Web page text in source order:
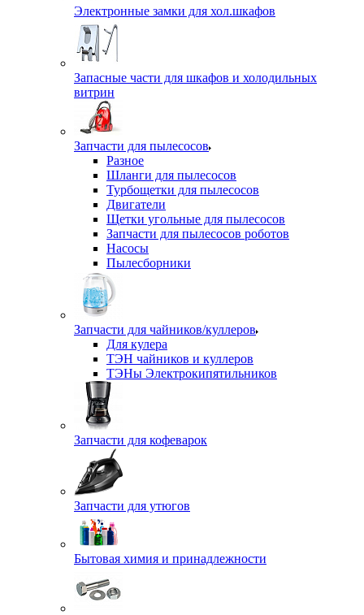
Электронные замки для хол.шкафов
Запасные части для шкафов и холодильных
витрин
Запчасти для пылесосов
Разное
Шланги для пылесосов
Турбощетки для пылесосов
Двигатели
Щетки угольные для пылесосов
Запчасти для пылесосов роботов
Насосы
Пылесборники
Запчасти для чайников/куллеров
Для кулера
ТЭН чайников и куллеров
ТЭНы Электрокипятильников
Запчасти для кофеварок
Запчасти для утюгов
Бытовая химия и принадлежности